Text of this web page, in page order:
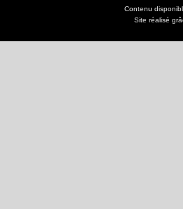
Contenu
Site réalisé